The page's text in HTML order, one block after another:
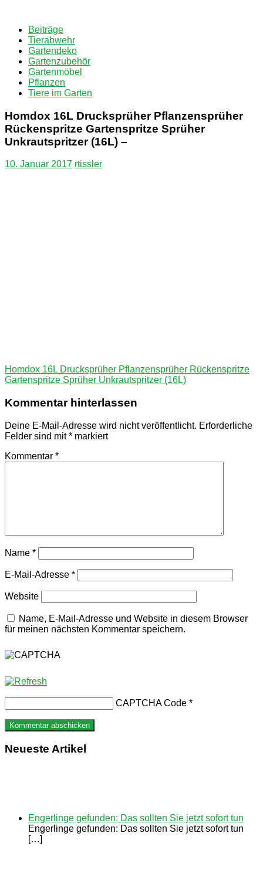
springenBeiträge
Tierabwehr
Gartendeko
Gartenzubehör
Gartenmöbel
Pflanzen
Tiere im Garten
Homdox 16L Drucksprüher Pflanzensprüher
Rückenspritze Gartenspritze Sprüher
Unkrautspritzer (16L) –
10. Januar 2017 rtissler
Beitragsnavigation
Vorheriger
Beitrag:
Homdox 16L Drucksprüher Pflanzensprüher Rückenspritze
Gartenspritze Sprüher Unkrautspritzer (16L)
Kommentar hinterlassen
Deine E-Mail-Adresse wird nicht veröffentlicht. Erforderliche
Felder sind mit* markiert
Kommentar *
Name *
E-Mail-Adresse *
Website
Name, E-Mail-Adresse und Website in diesem Browser
für meinen nächsten Kommentar speichern.
CAPTCHA Code *
Neueste Artikel
Engerlinge gefunden: Das sollten Sie jetzt sofort tun
Engerlinge gefunden: Das sollten Sie jetzt sofort tun
[…]